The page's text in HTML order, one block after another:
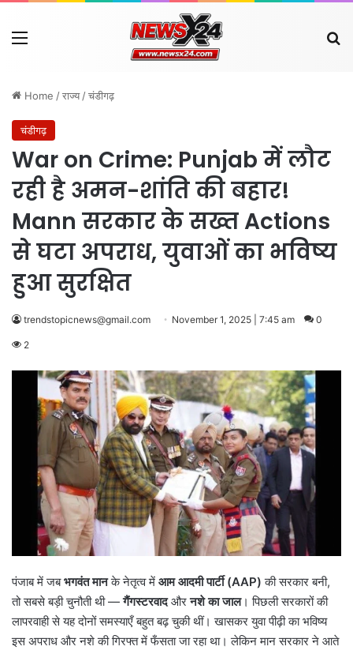
Menu
Home /राज्य /चंडीगढ़
चंडीगढ़
War on Crime: Punjab में लौट
रही है अमन-शांति की बहार!
Mann सरकार के सख्त Actions
से घटा अपराध, युवाओं का भविष्य
हुआ सुरक्षित
trendstopicnews@gmail.com November 1, 2025 | 7:45 am 0
2
पंजाब में जबभगवंत मानके नेतृत्व में आम आदमी पार्टी (AAP) की सरकार बनी,
तो सबसे बड़ी चुनौती थी —गैंगस्टरवादऔरनशे का जाल। पिछली सरकारों की
लापरवाही से यह दोनों समस्याएँ बहुत बढ़ चुकी थीं। खासकर युवा पीढ़ी का भविष्य
इस अपराध और नशे की गिरफ्त में फँसता जा रहा था। लेकिन मान सरकार ने आते